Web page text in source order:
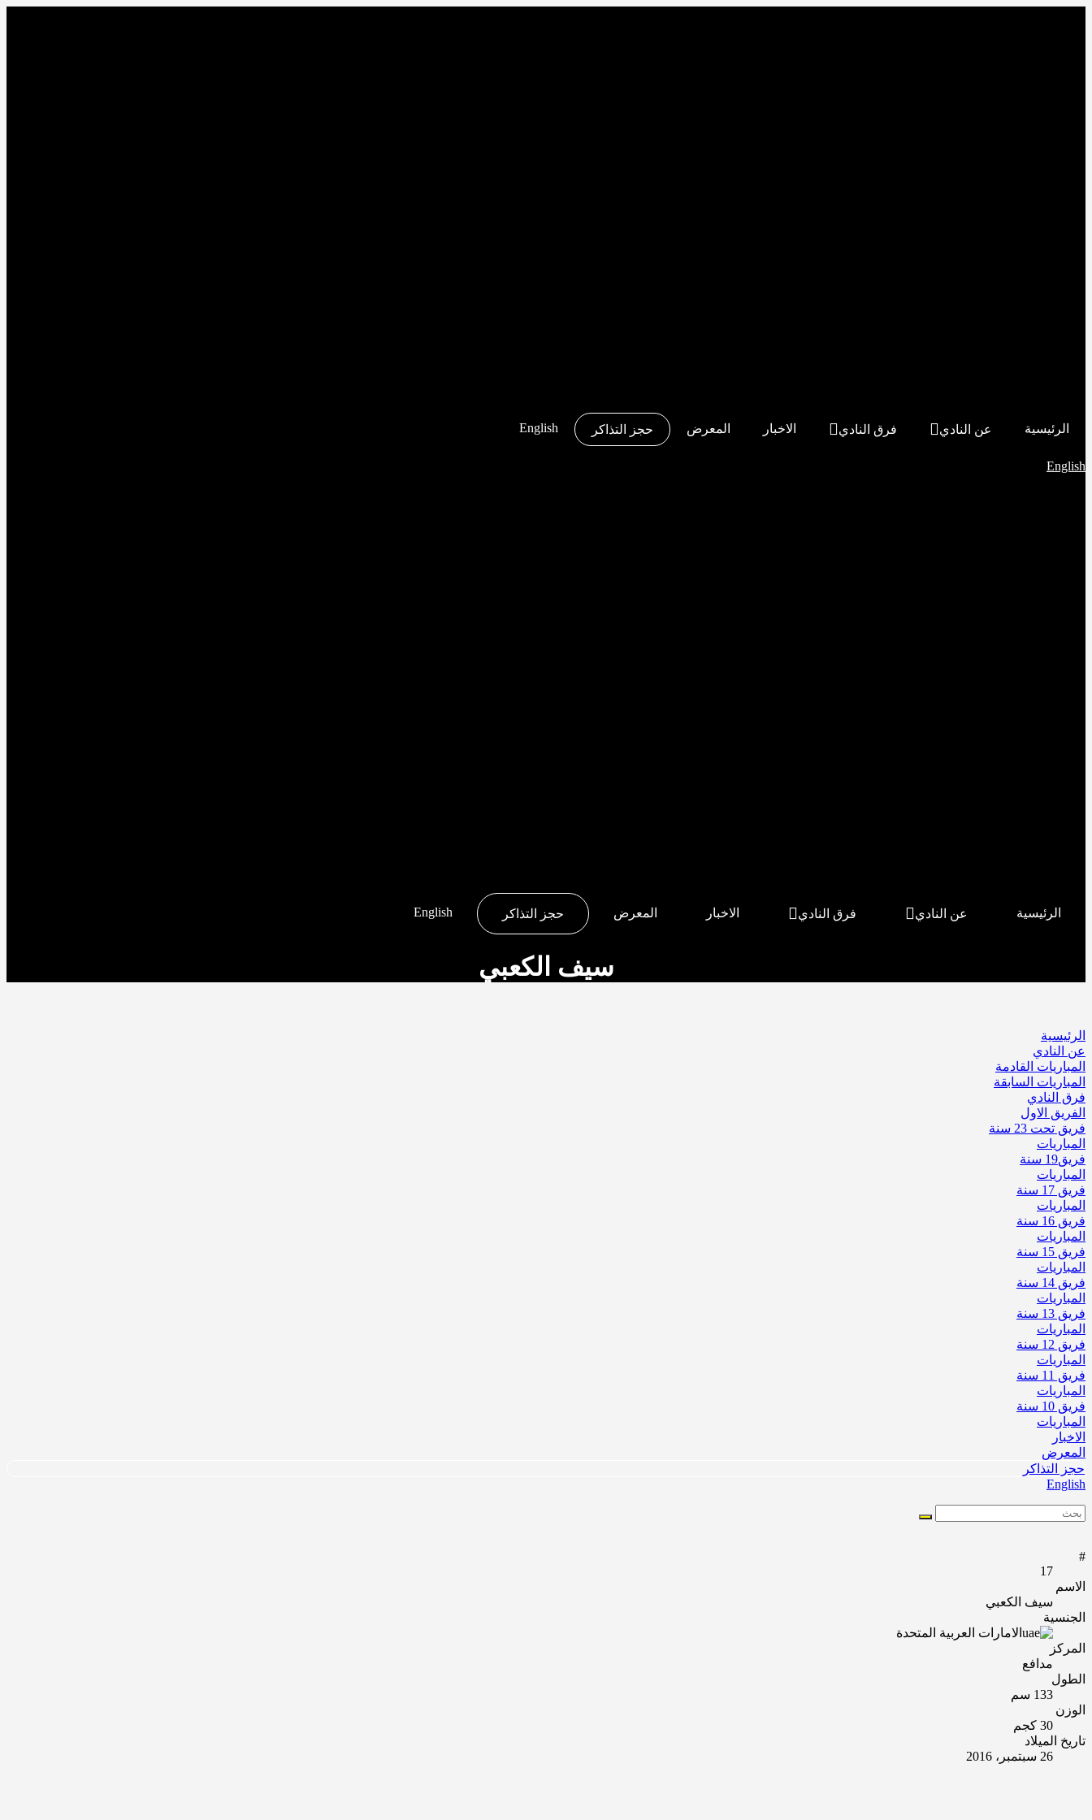
الرئيسية عن النادي فرق النادي الاخبار المعرض حجز التذاكر English
English
الرئيسية عن النادي فرق النادي الاخبار المعرض حجز التذاكر English
سیف الكعبي
الرئيسية
عن النادي
المباريات القادمة
المباريات السابقة
فرق النادي
الفريق الاول
فريق تحت 23 سنة
المباريات
فريق19 سنة
المباريات
فريق 17 سنة
المباريات
فريق 16 سنة
المباريات
فريق 15 سنة
المباريات
فريق 14 سنة
المباريات
فريق 13 سنة
المباريات
فريق 12 سنة
المباريات
فريق 11 سنة
المباريات
فريق 10 سنة
المباريات
الاخبار
المعرض
حجز التذاكر
English
#
17
الاسم
سیف الكعبي
الجنسية
الامارات العربية المتحدة
المركز
مدافع
الطول
133 سم
الوزن
30 كجم
تاريخ الميلاد
26 سبتمبر، 2016